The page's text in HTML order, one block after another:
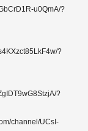
u0QmA/?
?
?
channel/UCsI-